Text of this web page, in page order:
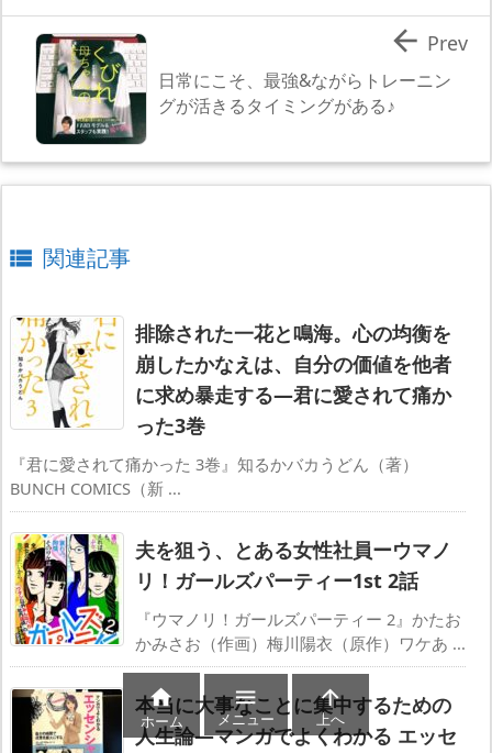
日常にこそ、最強&ながらトレーニン
グが活きるタイミングがある♪
 Prev
 関連記事
排除された一花と鳴海。心の均衡を
崩したかなえは、自分の価値を他者
に求め暴走する―君に愛されて痛か
った3巻
『君に愛されて痛かった 3巻』知るかバカうどん（著）
BUNCH COMICS（新 ...
夫を狙う、とある女性社員ーウマノ
リ！ガールズパーティー1st 2話
『ウマノリ！ガールズパーティー 2』かたお
かみさお（作画）梅川陽衣（原作）ワケあ ...
本当に大事なことに集中するための
人生論―マンガでよくわかる エッセ

ホーム

メニュー

上へ